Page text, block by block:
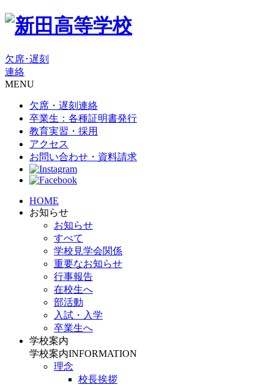
欠席･遅刻
連絡
MENU
欠席・遅刻連絡
卒業生：各種証明書発行
教育実習・採用
アクセス
お問い合わせ・資料請求
HOME
お知らせ
お知らせ
すべて
学校見学会関係
重要なお知らせ
行事報告
在校生へ
部活動
入試・入学
卒業生へ
学校案内
学校案内INFORMATION
理念
校長挨拶